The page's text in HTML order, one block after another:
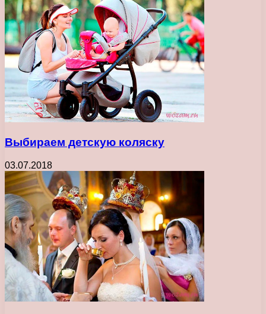
Выбираем детскую коляску
03.07.2018